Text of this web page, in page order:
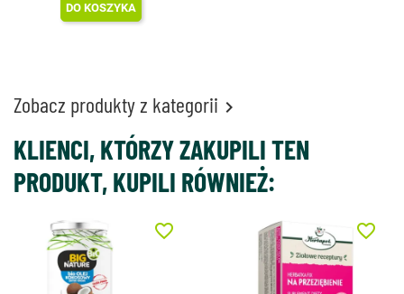
DO KOSZYKA
Zobacz produkty z kategorii 
KLIENCI, KTÓRZY ZAKUPILI TEN
PRODUKT, KUPILI RÓWNIEŻ:
favorite_border favorite_border